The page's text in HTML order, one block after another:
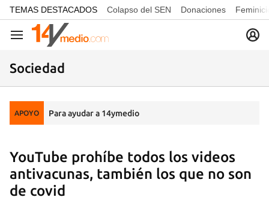
common.go-to-content
TEMAS DESTACADOS Colapso del SEN Donaciones
Navegación
Sociedad
APOYO Para ayudar a 14ymedio
YouTube prohíbe todos los videos
antivacunas, también los que no son
de covid